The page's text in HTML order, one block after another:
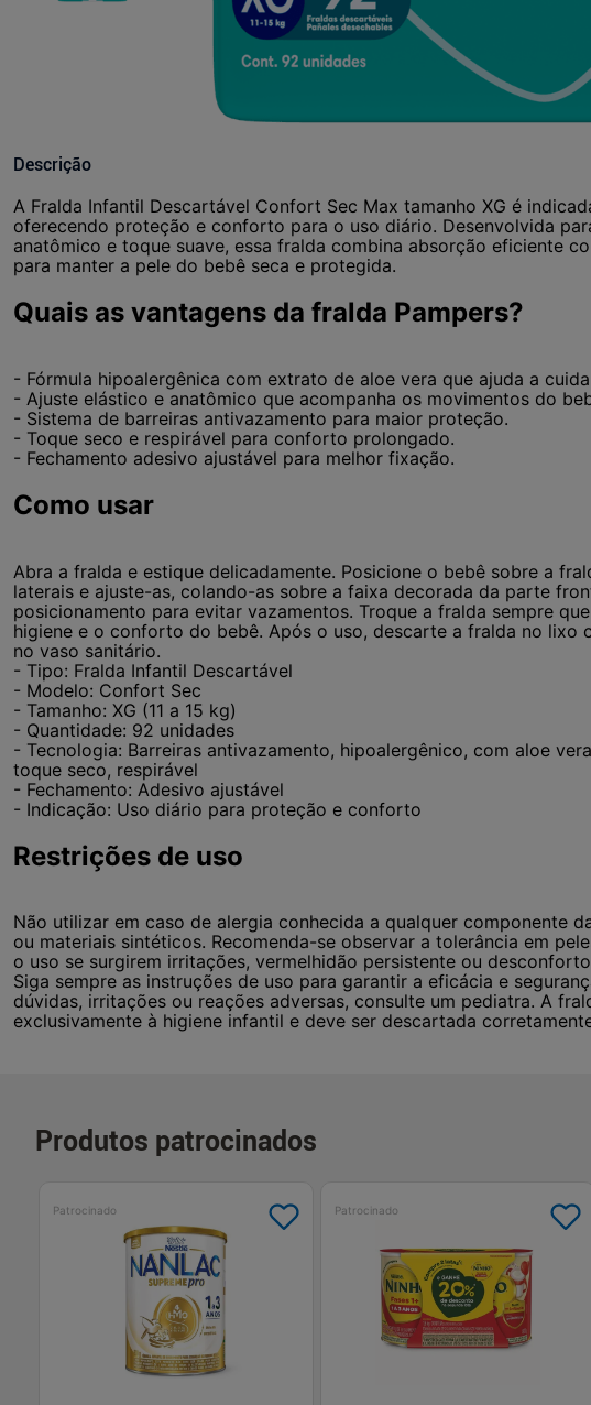
Descrição
A Fralda Infantil Descartável Confort Sec Max tamanho XG é
oferecendo proteção e conforto para o uso diário. Desenvolvida
anatômico e toque suave, essa fralda combina absorção eficiente
para manter a pele do bebê seca e protegida.
Quais as vantagens da fralda Pampers?
- Fórmula hipoalergênica com extrato de aloe vera que ajuda a
- Ajuste elástico e anatômico que acompanha os movimentos do
- Sistema de barreiras antivazamento para maior proteção.
- Toque seco e respirável para conforto prolongado.
- Fechamento adesivo ajustável para melhor fixação.
Como usar
Abra a fralda e estique delicadamente. Posicione o bebê sobre a
laterais e ajuste-as, colando-as sobre a faixa decorada da parte
posicionamento para evitar vazamentos. Troque a fralda sempre
higiene e o conforto do bebê. Após o uso, descarte a fralda no lixo
no vaso sanitário.
- Tipo: Fralda Infantil Descartável
- Modelo: Confort Sec
- Tamanho: XG (11 a 15 kg)
- Quantidade: 92 unidades
- Tecnologia: Barreiras antivazamento, hipoalergênico, com aloe
toque seco, respirável
- Fechamento: Adesivo ajustável
- Indicação: Uso diário para proteção e conforto
Restrições de uso
Não utilizar em caso de alergia conhecida a qualquer componente
ou materiais sintéticos. Recomenda-se observar a tolerância em
o uso se surgirem irritações, vermelhidão persistente ou
Siga sempre as instruções de uso para garantir a eficácia e
dúvidas, irritações ou reações adversas, consulte um pediatra. A
exclusivamente à higiene infantil e deve ser descartada
Produtos patrocinados
Patrocinado Patrocinado